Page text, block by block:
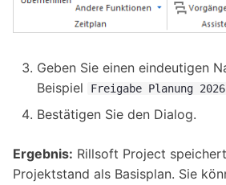
Geben Sie einen eindeutigen
Beispiel
Freigabe Planung
Bestätigen Sie den Dialog.
Ergebnis: Rillsoft Project
Projektstand als Basisplan. Sie